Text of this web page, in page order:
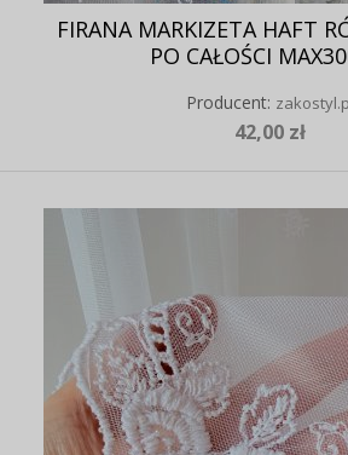
FIRANA MARKIZETA HAFT
PO CAŁOŚCI
Producent:
42,00 zł